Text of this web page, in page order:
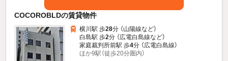
COCOROBLDの賃貸物件
横川駅 歩28分 （山陽線など）
白島駅 歩2分 （広電白島線など）
家庭裁判所前駅 歩4分 （広電白島線）
ほか9駅（徒歩20分圏内）